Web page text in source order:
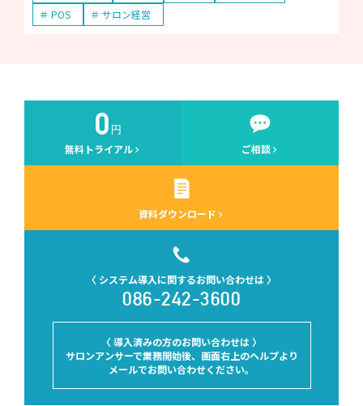
POS
サロン経営
無料トライアル ご相談
資料ダウンロード
〈 システム導入に関するお問い合わせは 〉
086-242-3600
〈 導入済みの方のお問い合わせは 〉
サロンアンサーで業務開始後、画面右上のヘルプより
メールでお問い合わせください。